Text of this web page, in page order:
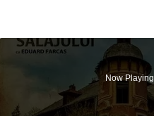
Now Playing